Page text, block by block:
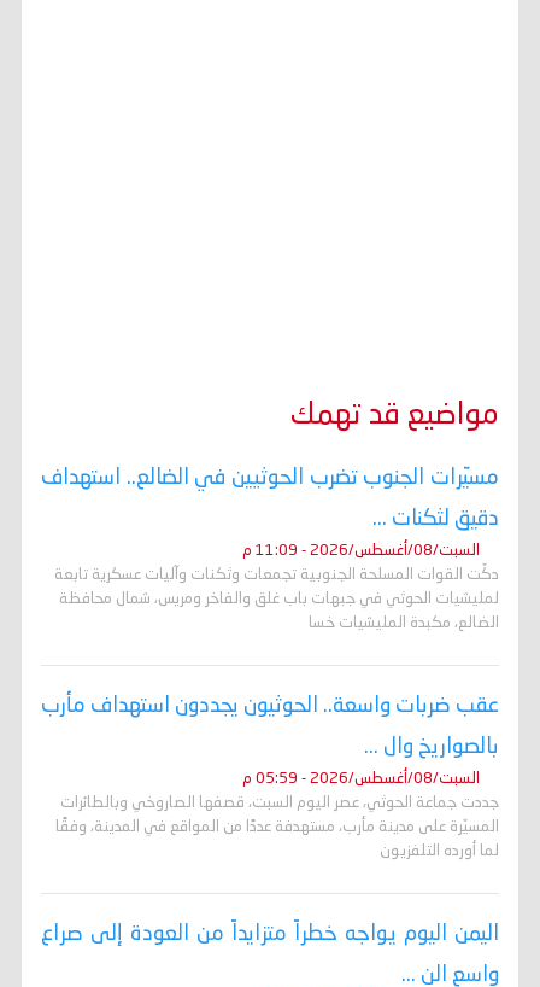
مواضيع قد تهمك
مسيّرات الجنوب تضرب الحوثيين في الضالع.. استهداف
دقيق لثكنات ...
السبت/08/أغسطس/2026 - 11:09 م
دكّت القوات المسلحة الجنوبية تجمعات وثكنات وآليات عسكرية تابعة
لمليشيات الحوثي في جبهات باب غلق والفاخر ومريس، شمال محافظة
الضالع، مكبدة المليشيات خسا
عقب ضربات واسعة.. الحوثيون يجددون استهداف مأرب
بالصواريخ وال ...
السبت/08/أغسطس/2026 - 05:59 م
جددت جماعة الحوثي، عصر اليوم السبت، قصفها الصاروخي وبالطائرات
المسيّرة على مدينة مأرب، مستهدفة عددًا من المواقع في المدينة، وفقًا
لما أورده التلفزيون
اليمن اليوم يواجه خطراً متزايداً من العودة إلى صراع
واسع الن ...